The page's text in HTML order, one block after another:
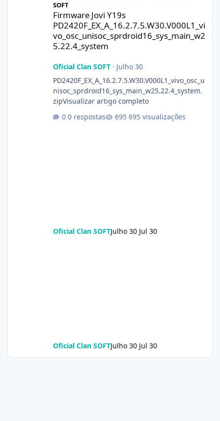
SOFT
Firmware Jovi Y19s
PD2420F_EX_A_16.2.7.5.W30.V000L1_vi
vo_osc_unisoc_sprdroid16_sys_main_w2
5.22.4_system
Oficial Clan SOFT· Julho 30
PD2420F_EX_A_16.2.7.5.W30.V000L1_vivo_osc_u
nisoc_sprdroid16_sys_main_w25.22.4_system.
zipVisualizar artigo completo
0 respostas
695 visualizações
Oficial Clan SOFTJulho 30 Jul 30
Oficial Clan SOFTJulho 30 Jul 30